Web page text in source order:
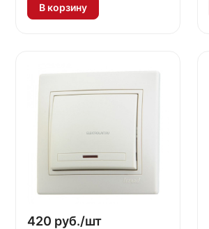
В корзину
420 руб./шт